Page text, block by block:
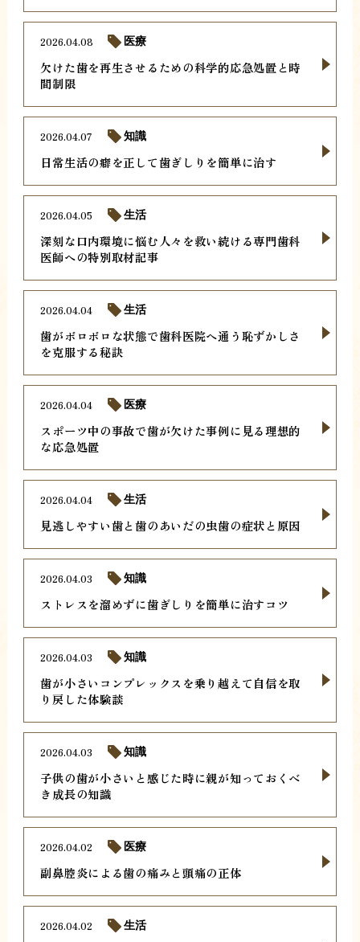
欠けた歯を再生させるための科学的応急処置と時
間制限
2026.04.08 医療
日常生活の癖を正して歯ぎしりを簡単に治す
2026.04.07 知識
深刻な口内環境に悩む人々を救い続ける専門歯科
医師への特別取材記事
2026.04.05 生活
歯がボロボロな状態で歯科医院へ通う恥ずかしさ
を克服する秘訣
2026.04.04 生活
スポーツ中の事故で歯が欠けた事例に見る理想的
な応急処置
2026.04.04 医療
見逃しやすい歯と歯のあいだの虫歯の症状と原因
2026.04.04 生活
ストレスを溜めずに歯ぎしりを簡単に治すコツ
2026.04.03 知識
歯が小さいコンプレックスを乗り越えて自信を取
り戻した体験談
2026.04.03 知識
子供の歯が小さいと感じた時に親が知っておくべ
き成長の知識
2026.04.03 知識
副鼻腔炎による歯の痛みと頭痛の正体
2026.04.02 医療
2026.04.02 生活